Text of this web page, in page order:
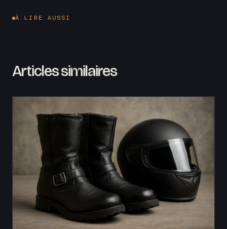
À LIRE AUSSI
Articles similaires